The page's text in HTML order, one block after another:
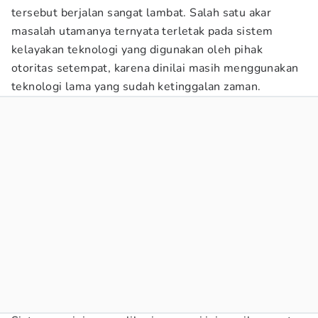
tersebut berjalan sangat lambat. Salah satu akar
masalah utamanya ternyata terletak pada sistem
kelayakan teknologi yang digunakan oleh pihak
otoritas setempat, karena dinilai masih menggunakan
teknologi lama yang sudah ketinggalan zaman.